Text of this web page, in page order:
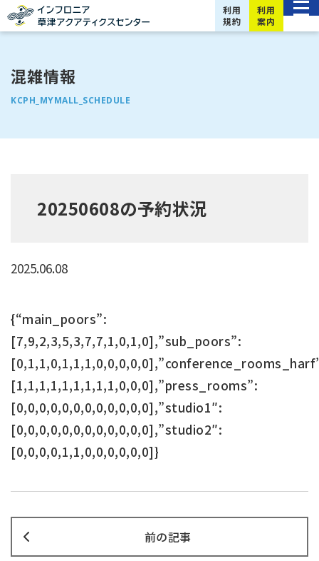
利用
規約
利用
案内
KCPH_MYMALL_SCHEDULE
混雑情報
20250608の予約状況
2025.06.08
{“main_poors”:
[7,9,2,3,5,3,7,7,1,0,1,0],”sub_poors”:
[1,1,1,1,1,1,1,1,1,0,0,0],”press_rooms”:
[0,0,0,0,0,0,0,0,0,0,0,0],”studio1″:
[0,0,0,0,0,0,0,0,0,0,0,0],”studio2″:
[0,0,0,0,1,1,0,0,0,0,0,0]}
前の記事